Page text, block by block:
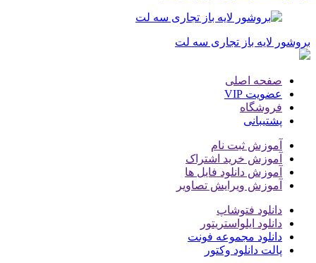
بروشور لایه باز تجاری سه لت
صفحه اصلی
عضویت VIP
فروشگاه
پشتیبانی
آموزش ثبت نام
آموزش خرید اشتراک
آموزش دانلود فایل ها
آموزش ویرایش تصاویر
دانلود فتوشاپ
دانلود ایلواستریتور
دانلود مجموعه فونت
پالت دانلود وکتور